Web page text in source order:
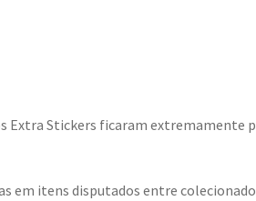
Extra Stickers ficaram extremamente
em itens disputados entre